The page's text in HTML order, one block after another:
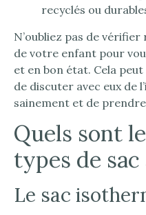
recyclés ou
N’oubliez pas de
de votre enfant pour
et en bon état. Cela
de discuter avec eux de
sainement et de
Quels sont
types de
Le sac